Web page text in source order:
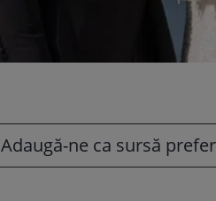
Adaugă-ne ca sursă